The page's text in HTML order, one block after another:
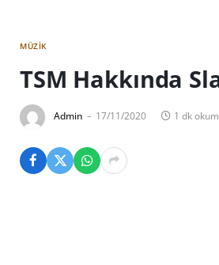
MÜZIK
TSM Hakkında
Admin 17/11/2020 1 dk